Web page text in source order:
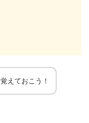
えておこう！